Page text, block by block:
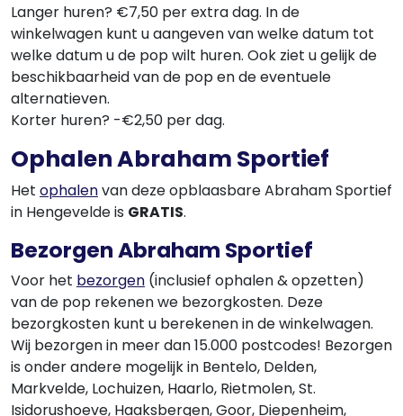
Langer huren? €7,50 per extra dag. In de
winkelwagen kunt u aangeven van welke datum tot
welke datum u de pop wilt huren. Ook ziet u gelijk de
beschikbaarheid van de pop en de eventuele
alternatieven.
Korter huren? -€2,50 per dag.
Ophalen Abraham Sportief
Het ophalenvan deze opblaasbare Abraham Sportief
in Hengevelde is GRATIS.
Bezorgen Abraham Sportief
Voor het bezorgen (inclusief ophalen & opzetten)
van de pop rekenen we bezorgkosten. Deze
bezorgkosten kunt u berekenen in de winkelwagen.
Wij bezorgen in meer dan 15.000 postcodes! Bezorgen
is onder andere mogelijk in Bentelo, Delden,
Markvelde, Lochuizen, Haarlo, Rietmolen, St.
Isidorushoeve, Haaksbergen, Goor, Diepenheim,